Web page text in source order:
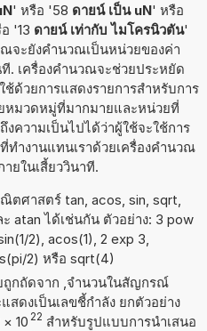
' หรือ '58 ดายน์ เป็น uN' หรือ
'13 ดายน์ เท่ากับ ไมโครนิวตัน'
ณจะยังคำนวณเป็นหน่วยของค่า
. เครื่องคำนวณจะช่วยประหยัด
ช้ด้วยการแสดงรายการสำหรับการ
หมวดหมู่ที่มากมายและหน่วยที่
ความเป็นไปได้ว่าผู้ใช้จะใช้การ
ำงานแทนเราด้วยเครื่องคำนวณ
ยในเสี้ยววินาที.
ตศาสตร์ tan, acos, sin, sqrt,
atan ได้เช่นกัน ตัวอย่าง: 3 pow
2), acos(1), 2 exp 3,
2) หรือ sqrt(4)
ถูกถัดจาก ,จำนวนในสัญกรณ์
ดงเป็นเลขชี้กำลัง ยกตัวอย่าง
× 10 22 สำหรับรูปแบบการนำเสนอ